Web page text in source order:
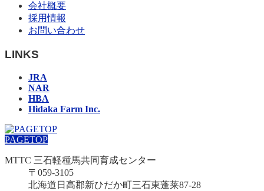
会社概要
採用情報
お問い合わせ
LINKS
JRA
NAR
HBA
Hidaka Farm Inc.
PAGETOP
MTTC 三石軽種馬共同育成センター
〒059-3105
北海道日高郡新ひだか町三石東蓬莱87-28